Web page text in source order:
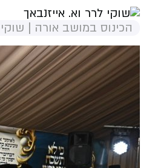
הכינוס במושב אורה | שוקי